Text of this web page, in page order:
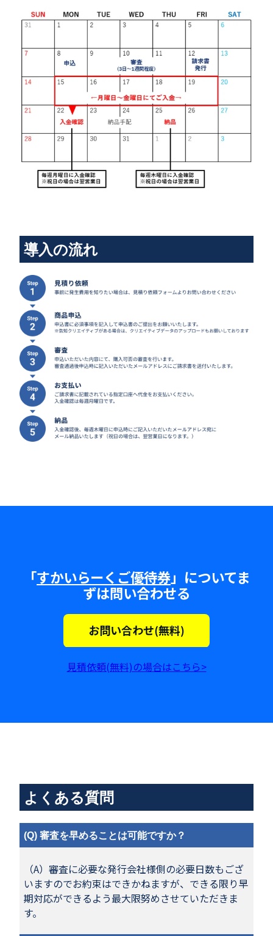
導入の流れ
「すかいらーくご優待券」についてま
ずは問い合わせる
見積依頼(無料)の場合はこちら>
よくある質問
(Q) 審査を早めることは可能ですか？
（A）審査に必要な発行会社様側の必要日数もござ
いますのでお約束はできかねますが、できる限り早
期対応ができるよう最大限努めさせていただきま
す。